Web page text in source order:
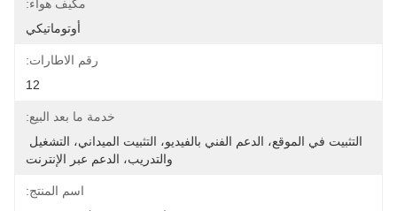
مكيف هواء:
أوتوماتيكي
رقم الاطارات:
12
خدمة ما بعد البيع:
والتدريب، الدعم عبر الإنترنت
اسم المنتج: